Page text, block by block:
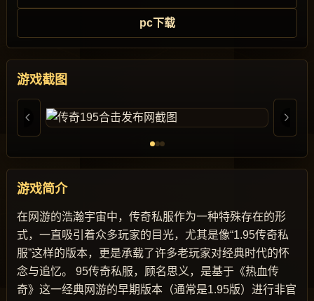
pc下载
游戏截图
游戏简介
在网游的浩瀚宇宙中，传奇私服作为一种特殊存在的形
式，一直吸引着众多玩家的目光，尤其是像“1.95传奇私
服”这样的版本，更是承载了许多老玩家对经典时代的怀
念与追忆。 95传奇私服，顾名思义，是基于《热血传
奇》这一经典网游的早期版本（通常是1.95版）进行非官